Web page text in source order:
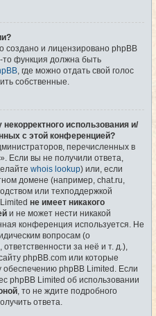
создано и лицензировано phpBB
то функция должна быть
, где можно отдать свой голос
собственные.
использования и/
с этой конференцией?
перечисленных в
Если вы не получили ответа,
whois lookup) или, если
домене (например, chat.ru,
или техподдержкой
не имеет никакого
и не может нести никакой
конференция используется. Не
вопросам (о
за неё и т. д.),
phpBB.com или которые
обеспечению phpBB Limited. Если
phpBB Limited об использовании
, то не ждите подробного
ответа.